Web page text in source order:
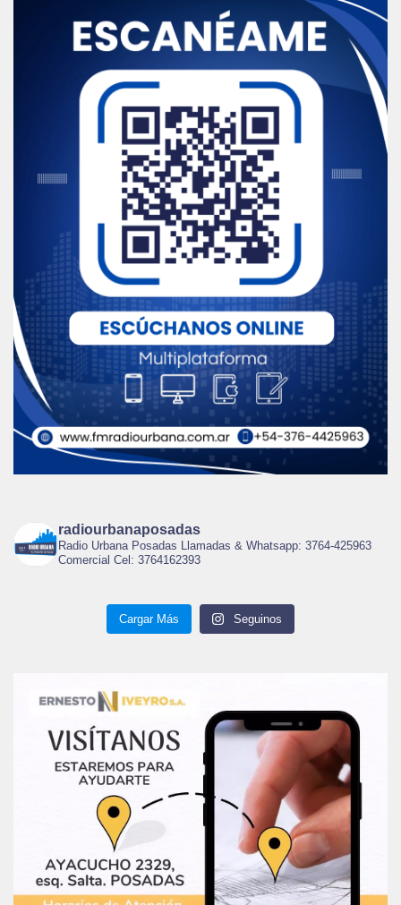
radiourbanaposadas
Radio Urbana Posadas Llamadas & Whatsapp: 3764-425963
Comercial Cel: 3764162393
Cargar Más Seguinos